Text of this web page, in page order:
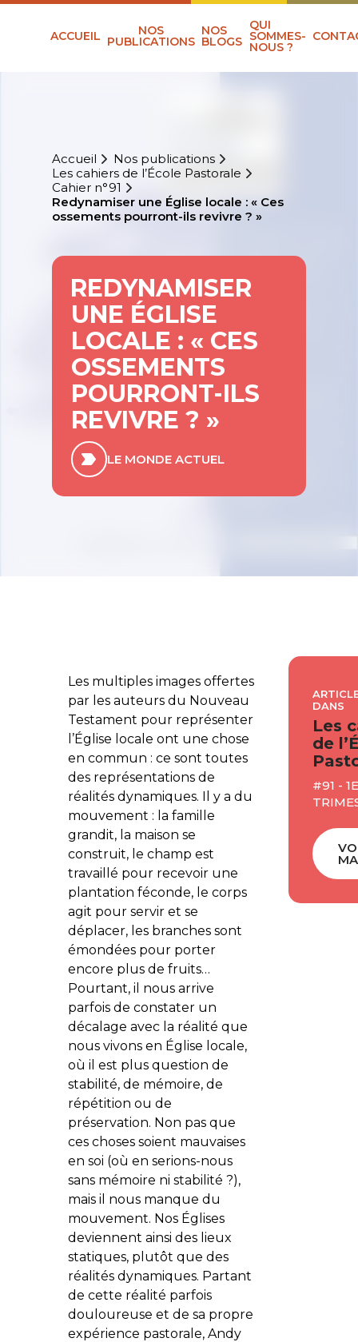
ACCUEIL NOS
PUBLICATIONS
NOS
BLOGS
QUI
SOMMES-
NOUS ?
Accueil
Nos publications
Les cahiers de l’École Pastorale
Cahier n°91
Redynamiser une Église locale : « Ces
ossements pourront-ils revivre ? »
REDYNAMISER
UNE ÉGLISE
LOCALE : « CES
OSSEMENTS
POURRONT-ILS
REVIVRE ? »
LE MONDE ACTUEL
Les multiples images offertes
par les auteurs du Nouveau
Testament pour représenter
l’Église locale ont une chose
en commun : ce sont toutes
des représentations de
réalités dynamiques. Il y a du
mouvement : la famille
grandit, la maison se
construit, le champ est
travaillé pour recevoir une
plantation féconde, le corps
agit pour servir et se
déplacer, les branches sont
émondées pour porter
encore plus de fruits…
Pourtant, il nous arrive
parfois de constater un
décalage avec la réalité que
nous vivons en Église locale,
où il est plus question de
stabilité, de mémoire, de
répétition ou de
préservation. Non pas que
ces choses soient mauvaises
en soi (où en serions-nous
sans mémoire ni stabilité ?),
mais il nous manque du
mouvement. Nos Églises
deviennent ainsi des lieux
statiques, plutôt que des
réalités dynamiques. Partant
de cette réalité parfois
douloureuse et de sa propre
expérience pastorale, Andy
DANS
Les
de
#91 -